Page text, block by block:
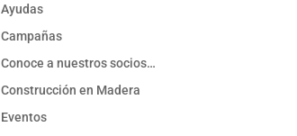
Ayudas
Campañas
Conoce a nuestros socios…
Construcción en Madera
Eventos